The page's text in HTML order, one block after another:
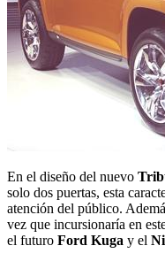
En el diseño del nuevo
solo dos puertas, esta
atención del público.
vez que incursionaría en
el futuro Ford Kuga y el